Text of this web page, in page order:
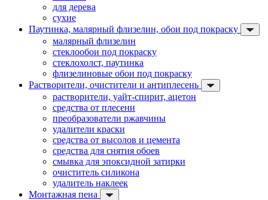
для дерева
сухие
Паутинка, малярный флизелин, обои под покраску
малярный флизелин
стеклообои под покраску
стеклохолст, паутинка
флизелиновые обои под покраску
Растворители, очистители и антиплесень
растворители, уайт-спирит, ацетон
средства от плесени
преобразователи ржавчины
удалители краски
средства от высолов и цемента
средства для снятия обоев
смывка для эпоксидной затирки
очиститель силикона
удалитель наклеек
Монтажная пена